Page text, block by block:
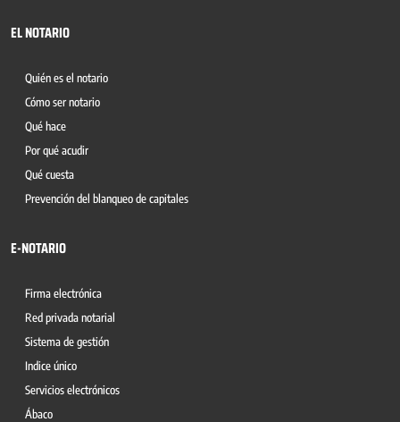
EL NOTARIO
Quién es el notario
Cómo ser notario
Qué hace
Por qué acudir
Qué cuesta
Prevención del blanqueo de capitales
E-NOTARIO
Firma electrónica
Red privada notarial
Sistema de gestión
Indice único
Servicios electrónicos
Ábaco